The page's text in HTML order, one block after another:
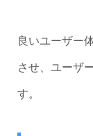
良いユーザー
させ、ユーザ
す。